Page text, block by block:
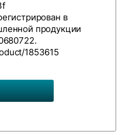
в
продукции
1853615